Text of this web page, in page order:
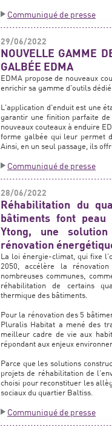
Communiqué de presse
29/06/2022
NOUVELLE GAMME
GALBÉE EDMA
EDMA propose de nouveaux
enrichir sa gamme d'outils
L'application d'enduit est une
garantir une finition parfaite
nouveaux couteaux à enduire
forme galbée qui leur permet
Ainsi, en un seul passage, ils
Communiqué de presse
28/06/2022
Réhabilitation du
bâtiments font
Ytong, une
rénovation
La loi énergie-climat, qui fixe
2050, accélère la
nombreuses communes,
réhabilitation de certains
thermique des bâtiments.
Pour la rénovation des 5
Pluralis Habitat a mené des
meilleur cadre de vie aux
répondant aux enjeux
Parce que les solutions
projets de réhabilitation de
choisi pour reconstituer les
sociaux du quartier Baltiss.
Communiqué de presse